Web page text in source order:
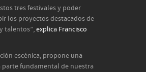
tres festivales y poder
los proyectos destacados de
talentos”,explica Francisco
escénica, propone una
fundamental de nuestra